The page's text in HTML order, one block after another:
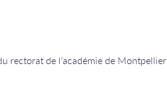
rectorat de l’académie de Montpellier